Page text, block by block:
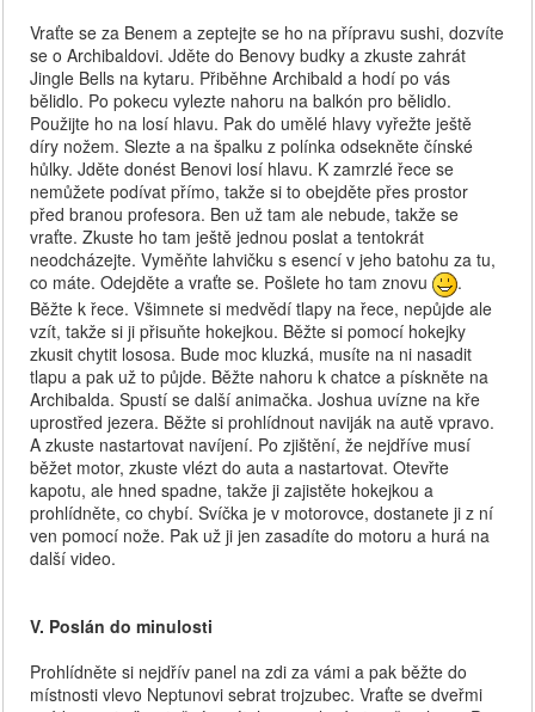
Vraťte se za Benem a zeptejte se ho na přípravu sushi, dozvíte
se o Archibaldovi. Jděte do Benovy budky a zkuste zahrát
Jingle Bells na kytaru. Přiběhne Archibald a hodí po vás
bělidlo. Po pokecu vylezte nahoru na balkón pro bělidlo.
Použijte ho na losí hlavu. Pak do umělé hlavy vyřežte ještě
díry nožem. Slezte a na špalku z polínka odsekněte čínské
hůlky. Jděte donést Benovi losí hlavu. K zamrzlé řece se
nemůžete podívat přímo, takže si to obejděte přes prostor
před branou profesora. Ben už tam ale nebude, takže se
vraťte. Zkuste ho tam ještě jednou poslat a tentokrát
neodcházejte. Vyměňte lahvičku s esencí v jeho batohu za tu,
co máte. Odejděte a vraťte se. Pošlete ho tam znovu
.
Běžte k řece. Všimnete si medvědí tlapy na řece, nepůjde ale
vzít, takže si ji přisuňte hokejkou. Běžte si pomocí hokejky
zkusit chytit lososa. Bude moc kluzká, musíte na ni nasadit
tlapu a pak už to půjde. Běžte nahoru k chatce a pískněte na
Archibalda. Spustí se další animačka. Joshua uvízne na kře
uprostřed jezera. Běžte si prohlídnout naviják na autě vpravo.
A zkuste nastartovat navíjení. Po zjištění, že nejdříve musí
běžet motor, zkuste vlézt do auta a nastartovat. Otevřte
kapotu, ale hned spadne, takže ji zajistěte hokejkou a
prohlídněte, co chybí. Svíčka je v motorovce, dostanete ji z ní
ven pomocí nože. Pak už ji jen zasadíte do motoru a hurá na
další video.
V. Poslán do minulosti
Prohlídněte si nejdřív panel na zdi za vámi a pak běžte do
místnosti vlevo Neptunovi sebrat trojzubec. Vraťte se dveřmi